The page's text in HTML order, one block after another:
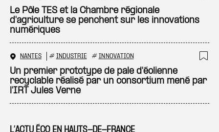
L’ACTU ÉCO EN HAUTS-DE-FRANCE
Le Pôle TES et la Chambre régionale
d'agriculture se penchent sur les innovations
numériques
NANTES # INDUSTRIE # INNOVATION
Un premier prototype de pale d'éolienne
recyclable réalisé par un consortium mené par
l'IRT Jules Verne